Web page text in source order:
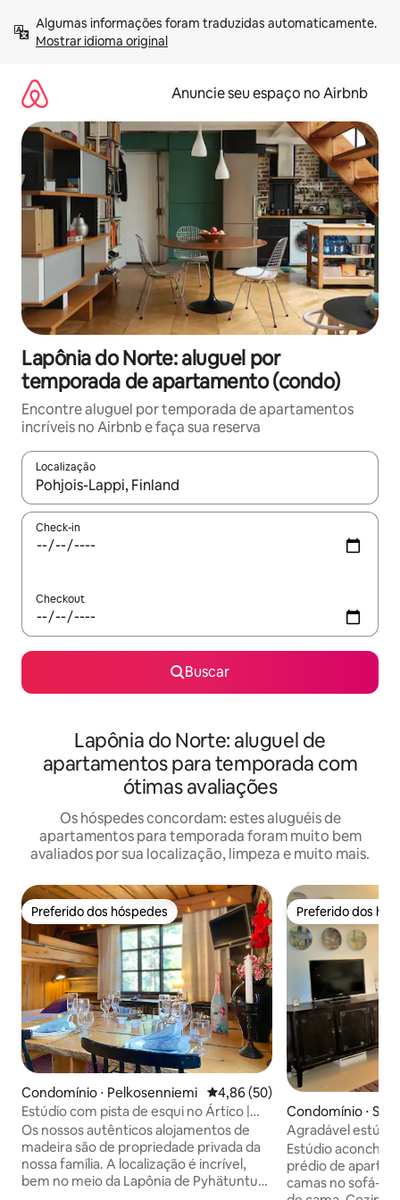
para
Mostrar idioma original
Anuncie seu espaço no Airbnb
Lapônia do Norte: aluguel por
temporada de apartamento (condo)
Encontre aluguel por temporada de apartamentos
incríveis no Airbnb e faça sua reserva
Localização
Quando os resultados estiverem disponíveis, explore-os
Check-in
Checkout
Buscar
Lapônia do Norte: aluguel de
apartamentos para temporada com
ótimas avaliações
Os hóspedes concordam: estes aluguéis de
apartamentos para temporada foram muito bem
avaliados por sua localização, limpeza e muito mais.
Preferido dos hóspedes
Preferido dos hóspedes
Condomínio ⋅ Pelkosenniemi 4,86 de uma avaliação média
4,86 (50)
Estúdio com pista de esqui no Ártico |
Vilas na Lapônia
Os nossos autênticos alojamentos de
madeira são de propriedade privada da
nossa família. A localização é incrível,
bem no meio da Lapônia de Pyhätunturi,
Preferido dos
Preferido dos
Condomínio ⋅
Agradável
de Sodankylä
Estúdio
prédio de
camas no sofá-